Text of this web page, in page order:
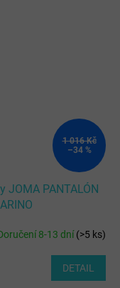
1 016 Kč
–34 %
JOMA PANTALÓN
8-13 dní(>5 ks)
DETAIL